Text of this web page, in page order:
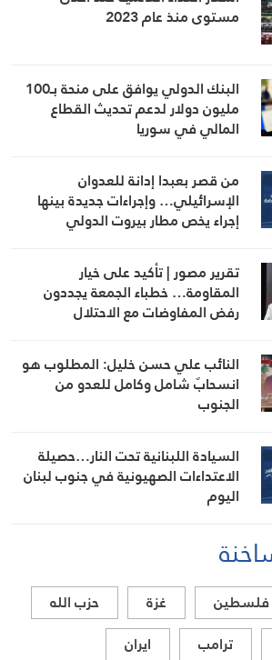
مستوى منذ عام 2023
البنك الدولي يوافق على منحة بـ100
مليون دولار لدعم تحديث القطاع
المالي في سوريا
من قصر بعبدا إدانة للعدوان
الإسرائيلي… وإجراءات جديدة بينها
إجراء يخص مطار بيروت الدولي
تقرير مصور | تأكيد على خيار
المقاومة… خطباء الجمعة يجددون
رفض المفاوضات مع الاحتلال
النائب علي حسن خليل: المطلوب هو
انسحابٌ شامل وكامل للعدو من
الجنوب
السيادة اللبنانية تحت النار…حصيلة
الاعتداءات الصهيونية في جنوب لبنان
اليوم
فلسطين غزة
حزب الله
ترامب
ايران